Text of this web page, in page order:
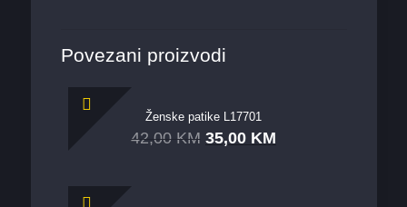
Povezani proizvodi
Ženske patike L17701
42,00 KM 35,00 KM